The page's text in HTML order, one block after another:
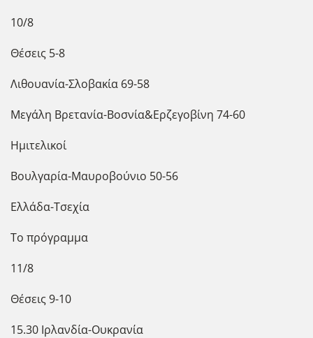
10/8
Θέσεις 5-8
Λιθουανία-Σλοβακία 69-58
Μεγάλη Βρετανία-Βοσνία&Ερζεγοβίνη 74-60
Ημιτελικοί
Βουλγαρία-Μαυροβούνιο 50-56
Ελλάδα-Τσεχία
Το πρόγραμμα
11/8
Θέσεις 9-10
15.30 Ιρλανδία-Ουκρανία